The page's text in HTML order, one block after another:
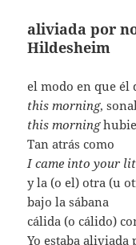
aliviada por
Hildesheim
el modo en que él
this morning,
this morning
Tan atrás como
I came into your
y la (o el) otra (u
bajo la sábana
cálida (o cálido)
Yo estaba aliviada